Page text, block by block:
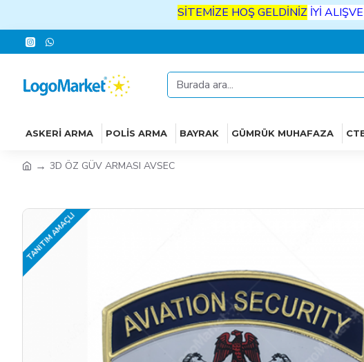
SİTEMİZEHOŞGELDİNİZİYİ
ASKERI ARMA POLIS ARMA BAYRAK GÜMRÜK MUHAFAZA
3D ÖZ GÜV ARMASI AVSEC
TANITIM AMAÇLI